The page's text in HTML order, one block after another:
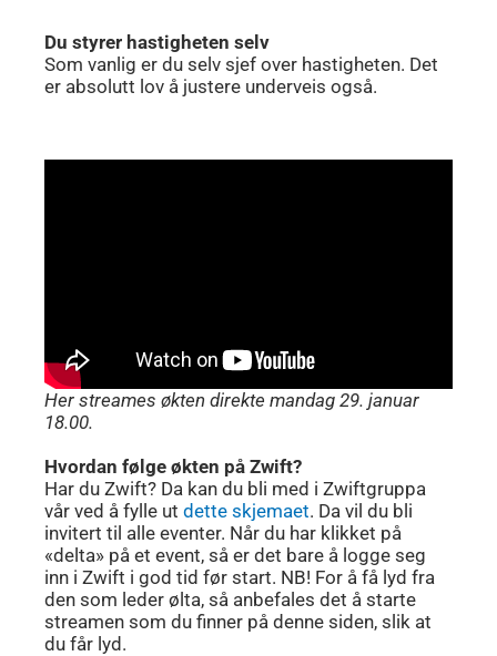
Du styrer hastigheten selv
Som vanlig er du selv sjef over hastigheten. Det
er absolutt lov å justere underveis også.
Her streames økten direkte mandag 29. januar
18.00.
Hvordan følge økten på Zwift?
Har du Zwift? Da kan du bli med i Zwiftgruppa
vår ved å fylle ut dette skjemaet. Da vil du bli
invitert til alle eventer. Når du har klikket på
«delta» på et event, så er det bare å logge seg
inn i Zwift i god tid før start. NB! For å få lyd fra
den som leder ølta, så anbefales det å starte
streamen som du finner på denne siden, slik at
du får lyd.